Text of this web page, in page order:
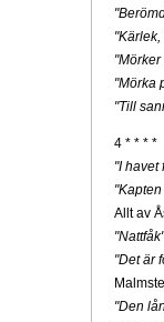
"Mörka
"Till
4 * * * *
"I havet
Allt av
"Det är
"Den